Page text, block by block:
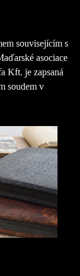
souvisejícím s
asociace
Kft. je zapsaná
soudem v